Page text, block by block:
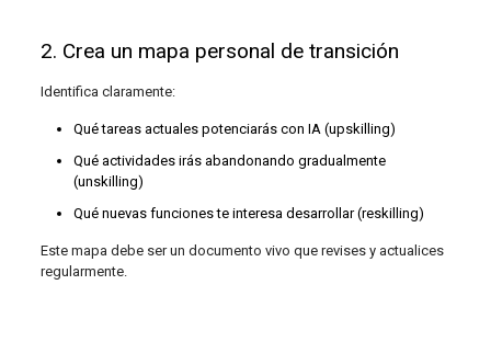
2. Crea un mapa personal de transición
Identifica claramente:
Qué tareas actuales potenciarás con IA (upskilling)
Qué actividades irás abandonando gradualmente
(unskilling)
Qué nuevas funciones te interesa desarrollar (reskilling)
Este mapa debe ser un documento vivo que revises y actualices
regularmente.